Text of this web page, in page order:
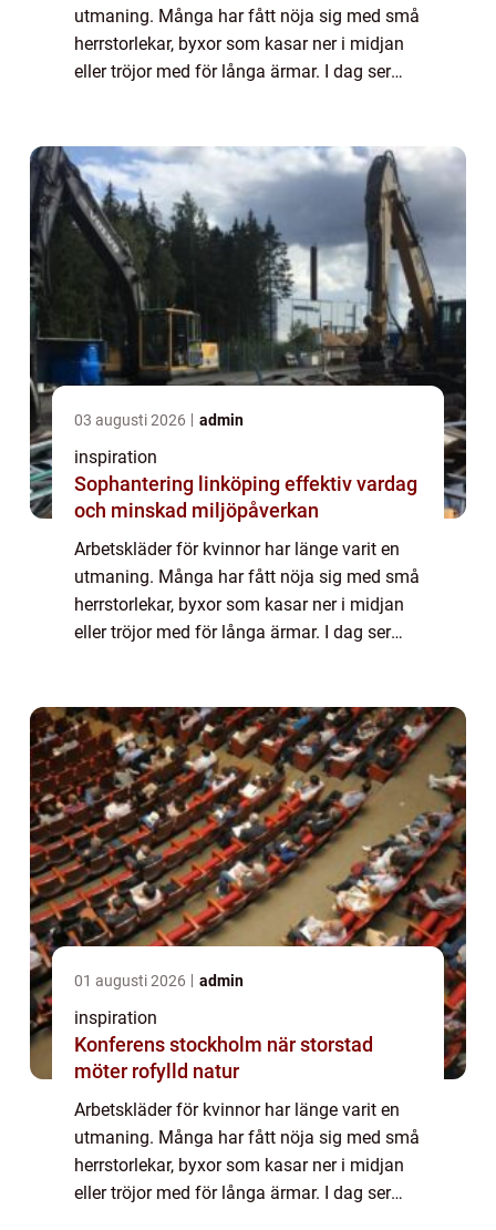
utmaning. Många har fått nöja sig med små
herrstorlekar, byxor som kasar ner i midjan
eller tröjor med för långa ärmar. I dag ser
03 augusti 2026 admin
inspiration
Sophantering linköping effektiv vardag
och minskad miljöpåverkan
Arbetskläder för kvinnor har länge varit en
utmaning. Många har fått nöja sig med små
herrstorlekar, byxor som kasar ner i midjan
eller tröjor med för långa ärmar. I dag ser
01 augusti 2026 admin
inspiration
Konferens stockholm när storstad
möter rofylld natur
Arbetskläder för kvinnor har länge varit en
utmaning. Många har fått nöja sig med små
herrstorlekar, byxor som kasar ner i midjan
eller tröjor med för långa ärmar. I dag ser